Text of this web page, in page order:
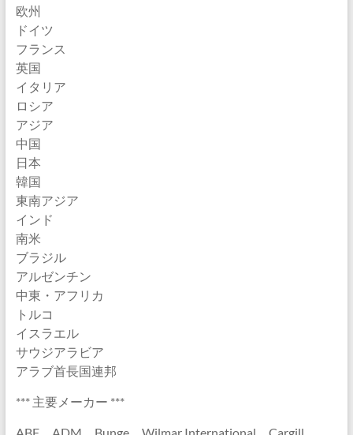
欧州
ドイツ
フランス
英国
イタリア
ロシア
アジア
中国
日本
韓国
東南アジア
インド
南米
ブラジル
アルゼンチン
中東・アフリカ
トルコ
イスラエル
サウジアラビア
アラブ首長国連邦
*** 主要メーカー ***